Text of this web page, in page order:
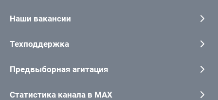
Наши вакансии
Техподдержка
Предвыборная агитация
Статистика канала в MAX